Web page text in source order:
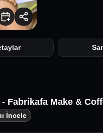
Fabrikafa Make &
İncele